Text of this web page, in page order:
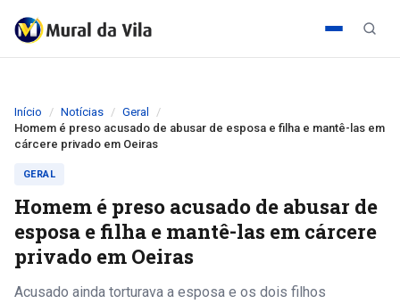
Início Notícias
Geral
Homem é preso acusado de abusar de esposa e filha e mantê-las em
cárcere privado em Oeiras
GERAL
Homem é preso acusado de abusar de
esposa e filha e mantê-las em cárcere
privado em Oeiras
Acusado ainda torturava a esposa e os dois filhos